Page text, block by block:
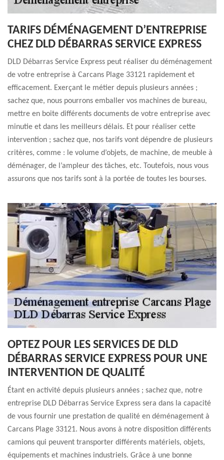
TARIFS DÉMÉNAGEMENT D’ENTREPRISE
CHEZ DLD DÉBARRAS SERVICE EXPRESS
DLD Débarras Service Express peut réaliser du déménagement
de votre entreprise à Carcans Plage 33121 rapidement et
efficacement. Exerçant le métier depuis plusieurs années ;
sachez que, nous pourrons emballer vos machines de bureau,
mettre en boite différents documents de votre entreprise avec
minutie et dans les meilleurs délais. Et pour réaliser cette
intervention ; sachez que, nos tarifs vont dépendre de plusieurs
critères, comme : le volume d’objets, de machine, de meuble à
déménager, de l’ampleur des tâches, etc. Toutefois, nous vous
assurons que nos tarifs sont à la portée de toutes les bourses.
OPTEZ POUR LES SERVICES DE DLD
DÉBARRAS SERVICE EXPRESS POUR UNE
INTERVENTION DE QUALITÉ
Étant en activité depuis plusieurs années ; sachez que, notre
entreprise DLD Débarras Service Express sera dans la capacité
de vous fournir une prestation de qualité en déménagement à
Carcans Plage 33121. Nous avons à notre disposition différents
camions qui peuvent transporter différents matériels, objets,
équipements et machines industriels. Grâce à une bonne